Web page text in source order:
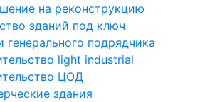
на реконструкцию
зданий под ключ
генерального подрядчика
light industrial
ЦОД
здания